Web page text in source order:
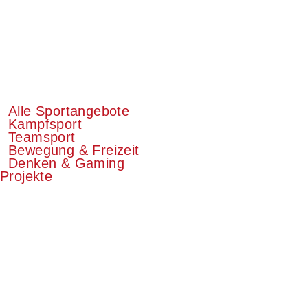
Alle Sportangebote
Kampfsport
Teamsport
Bewegung & Freizeit
Denken & Gaming
Projekte